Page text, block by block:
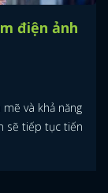
điện ảnh
và khả năng
sẽ tiếp tục tiến